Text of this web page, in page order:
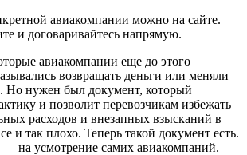
авиакомпании можно на сайте.
и договаривайтесь напрямую.
авиакомпании еще до этого
возвращать деньги или меняли
Но нужен был документ, который
и позволит перевозчикам избежать
расходов и внезапных взысканий в
и так плохо. Теперь такой документ есть.
— на усмотрение самих авиакомпаний.